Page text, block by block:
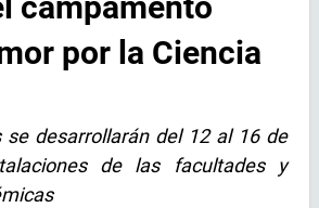
por la Ciencia
se desarrollarán del 12 al 16 de
de las facultades y